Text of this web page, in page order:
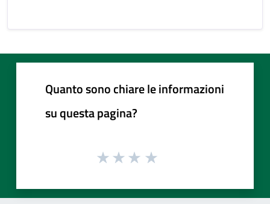
Quanto sono chiare le informazioni
su questa pagina?